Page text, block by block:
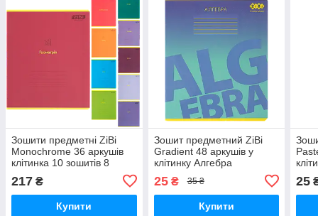
Зошити предметні ZiBi
Monochrome 36 аркушів
клітинка 10 зошитів 8
217 ₴
Купити
Зошит предметний ZiBi
Gradient 48 аркушів у
клітинку Алгебра
25₴ 35 ₴
Купити
25